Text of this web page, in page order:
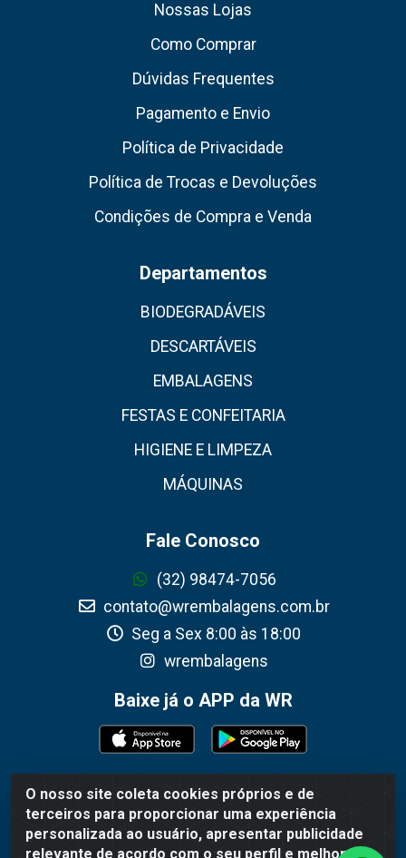
O nosso site coleta cookies próprios e de
terceiros para proporcionar uma experiência
personalizada ao usuário, apresentar publicidade
relevante de acordo com o seu perfil e melhorar a
Nossas Lojas
Como Comprar
Dúvidas Frequentes
Pagamento e Envio
Política de Privacidade
Política de Trocas e Devoluções
Condições de Compra e Venda
Departamentos
BIODEGRADÁVEIS
DESCARTÁVEIS
EMBALAGENS
FESTAS E CONFEITARIA
HIGIENE E LIMPEZA
MÁQUINAS
Fale Conosco
(32) 98474-7056
contato@wrembalagens.com.br
Seg a Sex 8:00 às 18:00
wrembalagens
Baixe já o APP da WR
WR Embalagens - R. Cel. Teodoro Gomes de Araújo, 1360 -
Grogotó - Barbacena / MG - CEP 36202-628 - CNPJ
02.692.206/0001-55